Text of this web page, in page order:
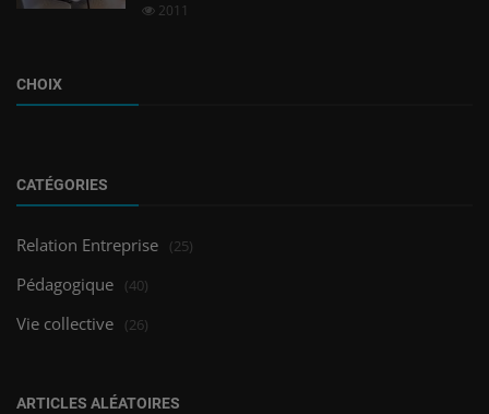
2011
CHOIX
CATÉGORIES
Relation Entreprise (25)
Pédagogique (40)
Vie collective (26)
ARTICLES ALÉATOIRES